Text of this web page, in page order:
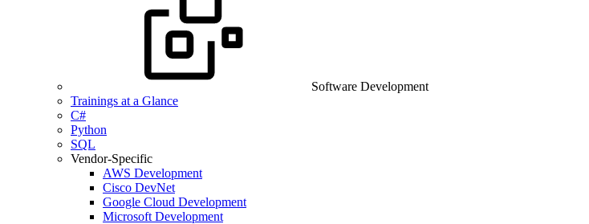
Software Development
Trainings at a Glance
C#
Python
SQL
Vendor-Specific
AWS Development
Cisco DevNet
Google Cloud Development
Microsoft Development